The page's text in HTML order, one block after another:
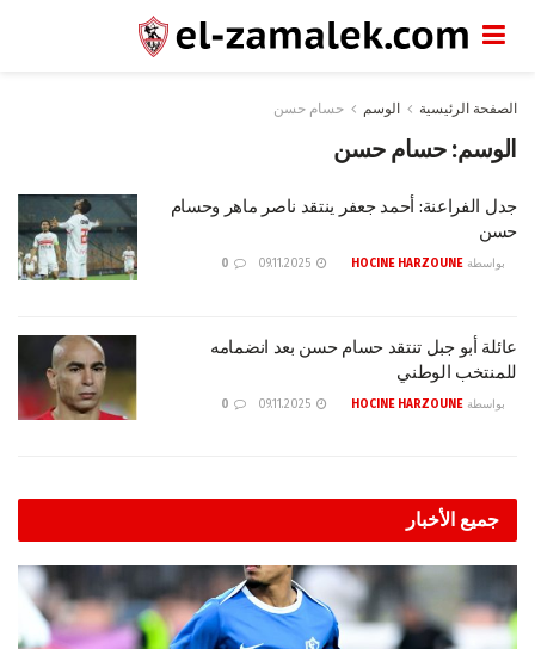
الصفحة الرئيسية الوسم حسام حسن
الوسم:حسام حسن
جدل الفراعنة: أحمد جعفر ينتقد ناصر ماهر وحسام
حسن
بواسطة HOCINE HARZOUNE
عائلة أبو جبل تنتقد حسام حسن بعد انضمامه
للمنتخب الوطني
بواسطة HOCINE HARZOUNE
جميع الأخبار